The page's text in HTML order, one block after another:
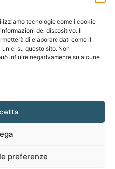
tecnologie come i cookie
del dispositivo. Il
di elaborare dati come il
su questo sito. Non
influire negativamente su alcune
preferenze